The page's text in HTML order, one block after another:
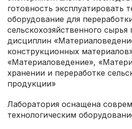
готовность эксплуатировать
оборудование для
сельскохозяйственного сырья
дисциплин
конструкционных
«Материаловедение»,
хранении и переработке
продукции»
Лаборатория оснащена
технологическим